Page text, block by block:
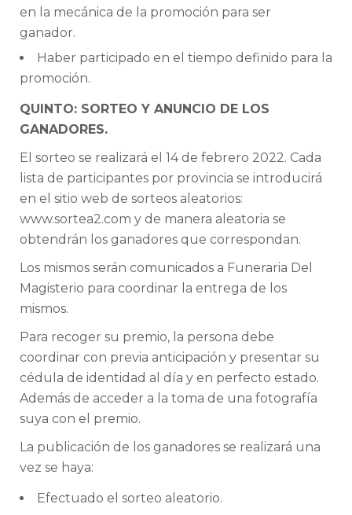
en la mecánica de la promoción para ser
ganador.
Haber participado en el tiempo definido para la
promoción.
QUINTO: SORTEO Y ANUNCIO DE LOS
GANADORES.
El sorteo se realizará el 14 de febrero 2022. Cada
lista de participantes por provincia se introducirá
en el sitio web de sorteos aleatorios:
www.sortea2.com y de manera aleatoria se
obtendrán los ganadores que correspondan.
Los mismos serán comunicados a Funeraria Del
Magisterio para coordinar la entrega de los
mismos.
Para recoger su premio, la persona debe
coordinar con previa anticipación y presentar su
cédula de identidad al día y en perfecto estado.
Además de acceder a la toma de una fotografía
suya con el premio.
La publicación de los ganadores se realizará una
vez se haya:
Efectuado el sorteo aleatorio.